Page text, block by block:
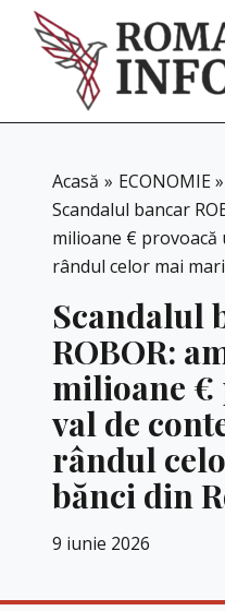
content
Acasă
ECONOMIE
Scandalul bancar
milioane € provoacă
rândul celor mai
Scandalul
ROBOR:
milioane €
val de
rândul
bănci din
9 iunie 2026